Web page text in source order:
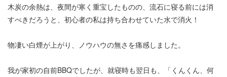
木炭の余熱は、夜間が寒く重宝したものの、流石に寝る前には消
すべきだろうと、初心者の私は持ち合わせていた水で消火！
物凄い白煙が上がり、ノウハウの無さを痛感しました。
我が家初の自前BBQでしたが、就寝時も翌日も、「くんくん、何